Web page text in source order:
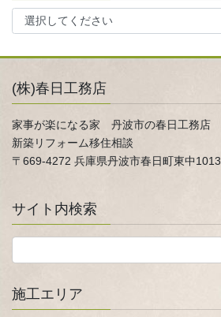
(株)春日工務店
家事が楽になる家 丹波市の春日工務店
新築リフォーム移住相談
〒669-4272 兵庫県丹波市春日町東中1013
サイト内検索
施工エリア